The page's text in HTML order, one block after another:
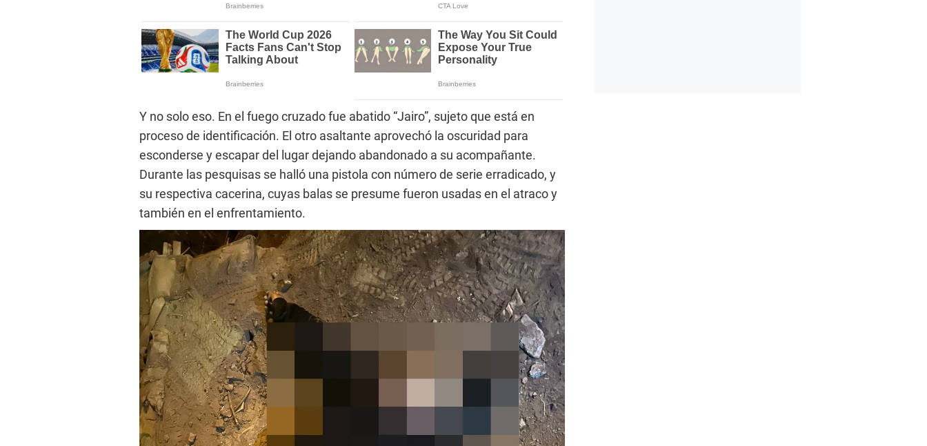
Y no solo eso. En el fuego cruzado fue abatido “Jairo”, sujeto que está en
proceso de identificación. El otro asaltante aprovechó la oscuridad para
esconderse y escapar del lugar dejando abandonado a su acompañante.
Durante las pesquisas se halló una pistola con número de serie erradicado, y
su respectiva cacerina, cuyas balas se presume fueron usadas en el atraco y
también en el enfrentamiento.